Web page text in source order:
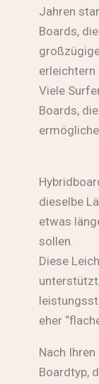
Jahren
Boards,
erleichtern
Viele
Boards,
dieselbe
etwas
sollen.
Diese
eher
Nach
Boardtyp,